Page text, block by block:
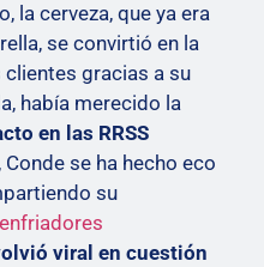
la cerveza, que ya era
se convirtió en la
gracias a su
había merecido la
en las RRSS
se ha hecho eco
su
viral en cuestión